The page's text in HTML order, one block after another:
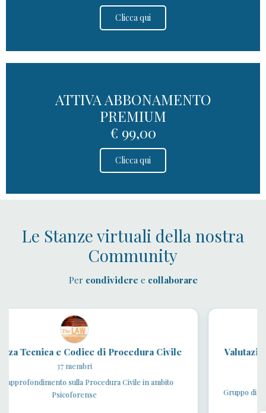
Clicca qui
ATTIVA ABBONAMENTO
PREMIUM
€ 99,00
Clicca qui
Le Stanze virtuali della nostra
Community
Per condivideree collaborare
e Codice di Procedura Civile
sulla Procedura Civile in ambito
Psicoforense
Valutazione
Gruppo di intervisione